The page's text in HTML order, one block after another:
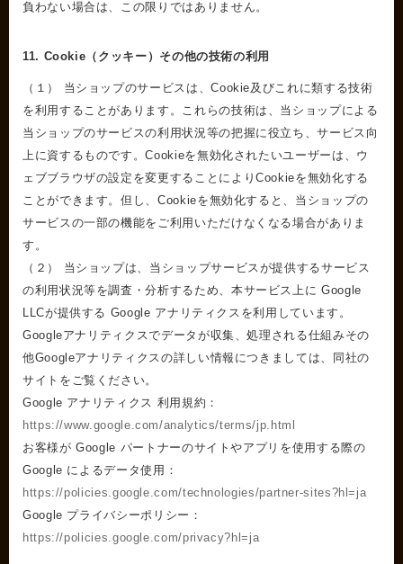
負わない場合は、この限りではありません。
11. Cookie（クッキー）その他の技術の利用
（１） 当ショップのサービスは、Cookie及びこれに類する技術
を利用することがあります。これらの技術は、当ショップによる
当ショップのサービスの利用状況等の把握に役立ち、サービス向
上に資するものです。Cookieを無効化されたいユーザーは、ウ
ェブブラウザの設定を変更することによりCookieを無効化する
ことができます。但し、Cookieを無効化すると、当ショップの
サービスの一部の機能をご利用いただけなくなる場合がありま
す。
（２） 当ショップは、当ショップサービスが提供するサービス
の利用状況等を調査・分析するため、本サービス上に Google
LLCが提供する Google アナリティクスを利用しています。
Googleアナリティクスでデータが収集、処理される仕組みその
他Googleアナリティクスの詳しい情報につきましては、同社の
サイトをご覧ください。
Google アナリティクス 利用規約：
https://www.google.com/analytics/terms/jp.html
お客様が Google パートナーのサイトやアプリを使用する際の
Google によるデータ使用：
https://policies.google.com/technologies/partner-sites?hl=ja
Google プライバシーポリシー：
https://policies.google.com/privacy?hl=ja